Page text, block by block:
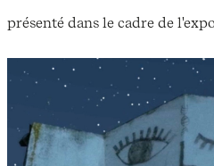
présenté dans le cadre de